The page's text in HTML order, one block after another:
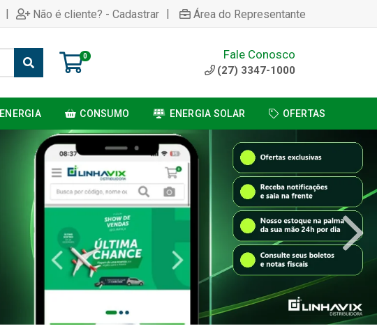
| Não é cliente? - Cadastrar | Área do Representante
0 Fale Conosco
(27) 3347-1000
ENERGIA CONSUMO ENERGIA SOLAR OFERTAS